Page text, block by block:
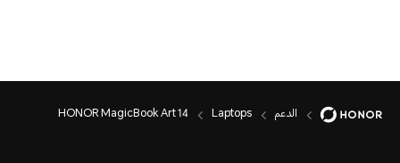
الدعم Laptops
HONOR MagicBook Art 14